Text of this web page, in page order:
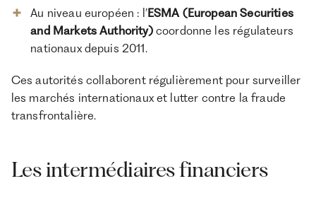
Au niveau européen : l’ESMA (European Securities
and Markets Authority)coordonne les régulateurs
nationaux depuis 2011.
Ces autorités collaborent régulièrement pour surveiller
les marchés internationaux et lutter contre la fraude
transfrontalière.
Les intermédiaires financiers